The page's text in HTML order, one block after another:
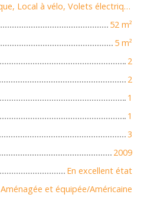
Digicode, Fibre optique, Local à vélo, Volets électriques
52 m²
5 m²
2
2
1
1
3
2009
En excellent état
Aménagée et équipée/Américaine